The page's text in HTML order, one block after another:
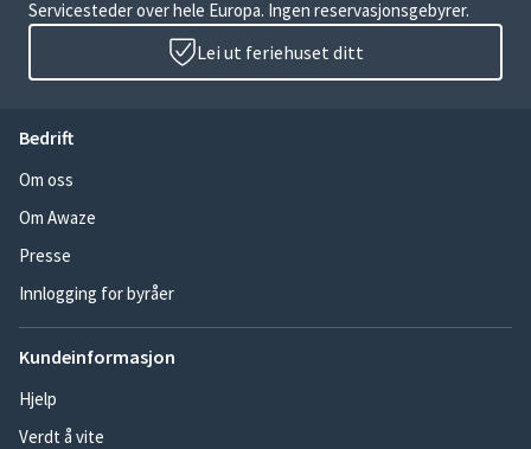
Servicesteder over hele Europa. Ingen reservasjonsgebyrer.
Lei ut feriehuset ditt
Bedrift
Om oss
Om Awaze
Presse
Innlogging for byråer
Kundeinformasjon
Hjelp
Verdt å vite